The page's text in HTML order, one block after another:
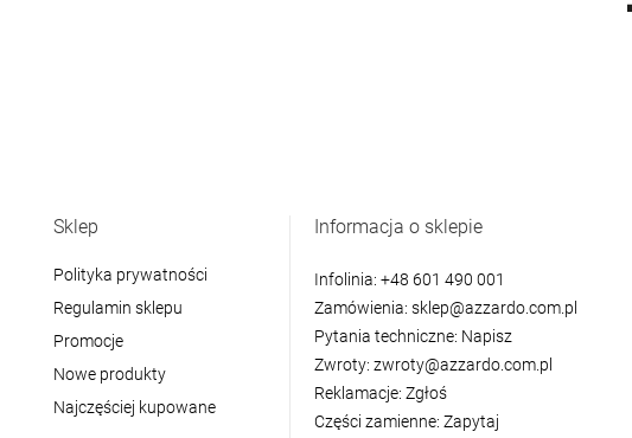
Sklep
Polityka prywatności
Regulamin sklepu
Promocje
Nowe produkty
Najczęściej kupowane
Informacja o sklepie
Infolinia: +48 601 490 001
Zamówienia: sklep@azzardo.com.pl
Pytania techniczne: Napisz
Zwroty: zwroty@azzardo.com.pl
Reklamacje: Zgłoś
Części zamienne: Zapytaj